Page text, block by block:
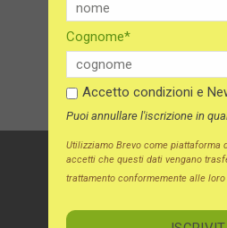
Cognome*
Accetto condizioni e
Puoi annullare l'iscrizione in
Utilizziamo Brevo come piattaforma
accetti che questi dati vengano
trattamento conformemente alle loro